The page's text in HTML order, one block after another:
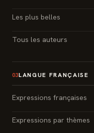
Les plus belles
Tous les auteurs
03LANGUE FRANÇAISE
Expressions françaises
Expressions par thèmes